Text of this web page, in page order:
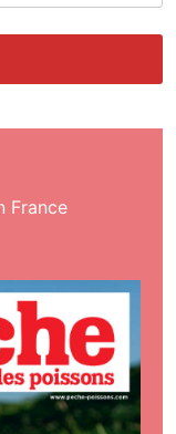
France